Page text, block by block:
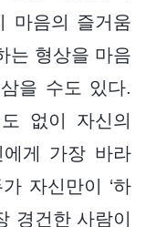
마음의 즐거움
는 형상을 마음
을 수도 있다.
없이 자신의
에게 가장 바라
자신만이 ‘하
경건한 사람이